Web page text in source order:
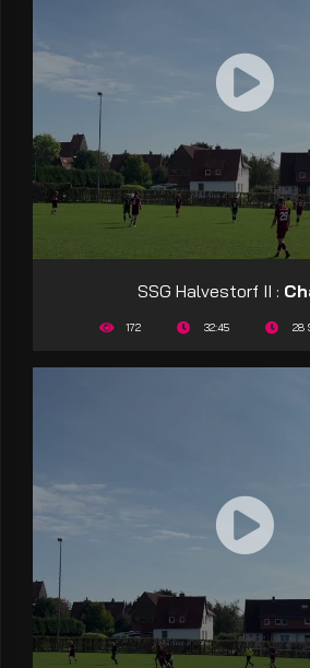
SSG Halvestorf II :
172 32:45 28